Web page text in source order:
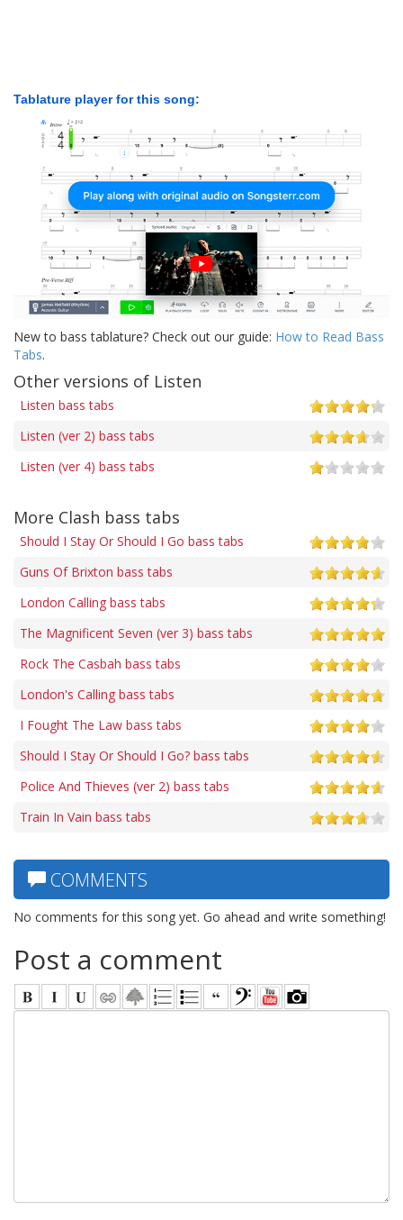
Tablature player for this song:
New to bass tablature? Check out our guide: How to Read Bass
Tabs.
Other versions of Listen
Listen bass tabs
Listen (ver 2) bass tabs
Listen (ver 4) bass tabs
More Clash bass tabs
Should I Stay Or Should I Go bass tabs
Guns Of Brixton bass tabs
London Calling bass tabs
The Magnificent Seven (ver 3) bass tabs
Rock The Casbah bass tabs
London's Calling bass tabs
I Fought The Law bass tabs
Should I Stay Or Should I Go? bass tabs
Police And Thieves (ver 2) bass tabs
Train In Vain bass tabs
COMMENTS
No comments for this song yet. Go ahead and write something!
Post a comment